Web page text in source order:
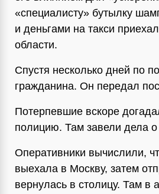
«специалисту» бутылку
и деньгами на такси
области.
Спустя несколько дней по
гражданина. Он передал
Потерпевшие вскоре
полицию. Там завели дела
Оперативники вычислили,
выехала в Москву, затем
вернулась в столицу. Там в